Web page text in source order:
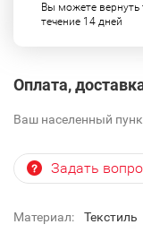
Вы можете вернуть
течение 14 дней
Оплата,
Ваш населенный
Задать
Материал:
Текстиль